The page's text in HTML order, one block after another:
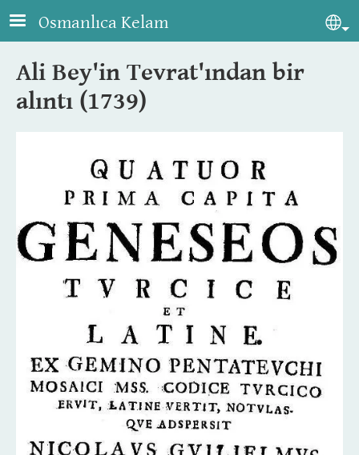
Skip to main content
Osmanlıca Kelam
Ali Bey'in Tevrat'ından bir
alıntı (1739)